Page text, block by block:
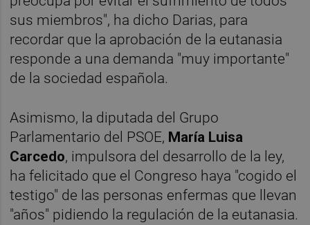
sus miembros", ha dicho Darias, para
recordar que la aprobación de la eutanasia
responde a una demanda "muy importante"
de la sociedad española.
Asimismo, la diputada del Grupo
Parlamentario del PSOE, María Luisa
Carcedo, impulsora del desarrollo de la ley,
ha felicitado que el Congreso haya "cogido el
testigo" de las personas enfermas que llevan
"años" pidiendo la regulación de la eutanasia.